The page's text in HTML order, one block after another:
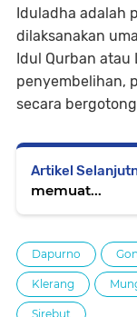
Iduladha adalah
dilaksanakan
Idul Qurban atau
penyembelihan,
secara
Artikel
memuat...
Dapurno
Klerang
Sirebut